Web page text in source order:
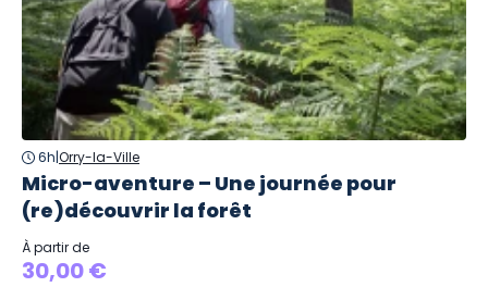
6h|Orry-la-Ville
Micro-aventure – Une journée pour
(re)découvrir la forêt
À partir de
30,00 €